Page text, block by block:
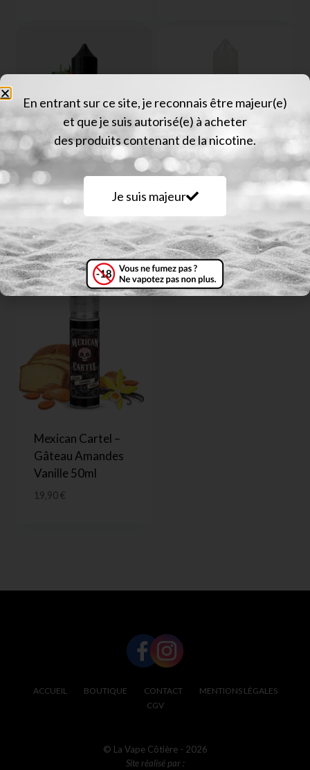
Seum – Chantilly
fraise – 50mL
17,90€
Curieux- Edition
Héxagone – Lille
21,90€
Mexican Cartel –
Gâteau Amandes
Vanille 50ml
19,90€
ACCUEIL BOUTIQUE CONTACT
MENTIONS LÉGALES
CGV
© La Vape Côtière - 2026
Site réalisé par :
En entrant sur ce site, je reconnais être majeur(e)
et que je suis autorisé(e) à acheter
des produits contenant de la nicotine.
Je suis majeur